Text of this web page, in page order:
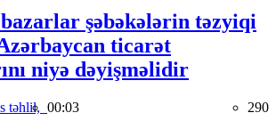
şəbəkələrin təzyiqi
ticarət
niyə dəyişməlidir
təhlil, 00:03 290